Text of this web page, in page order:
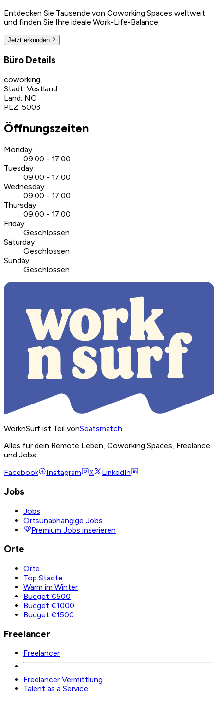
Entdecken Sie Tausende von Coworking Spaces weltweit
und finden Sie Ihre ideale Work-Life-Balance.
Jetzt erkunden
Büro Details
coworking
Stadt: Vestland
Land: NO
PLZ: 5003
Öffnungszeiten
Monday
09:00 - 17:00
Tuesday
09:00 - 17:00
Wednesday
09:00 - 17:00
Thursday
09:00 - 17:00
Friday
Geschlossen
Saturday
Geschlossen
Sunday
Geschlossen
WorknSurf ist Teil vonSeatsmatch
Alles für dein Remote Leben, Coworking Spaces, Freelance
und Jobs.
Facebook
Instagram X LinkedIn
Jobs
Jobs
Ortsunabhängige Jobs
Premium Jobs inserieren
Orte
Orte
Top Städte
Warm im Winter
Budget €500
Budget €1000
Budget €1500
Freelancer
Freelancer
Freelancer Vermittlung
Talent as a Service